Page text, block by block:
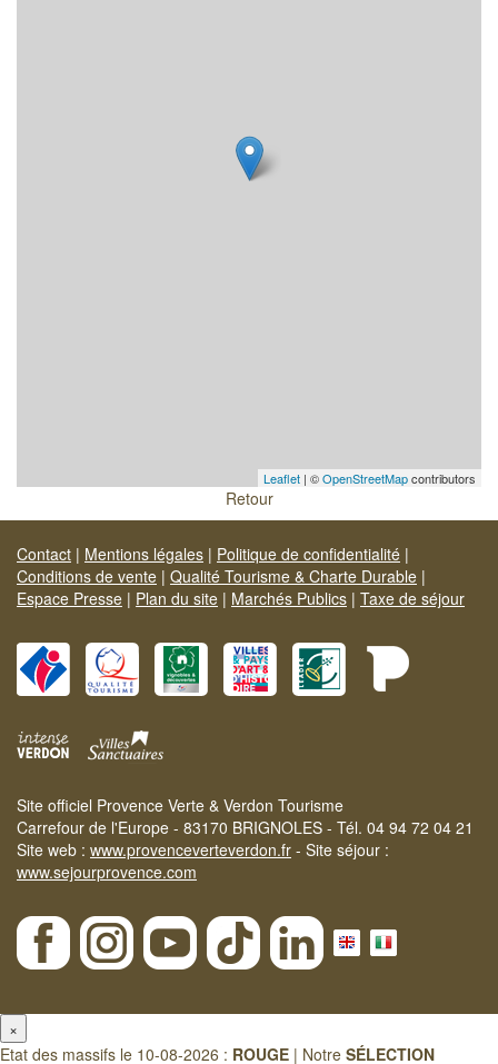
Leaflet | ©OpenStreetMapcontributors
Retour
Contact | Mentions légales | Politique de confidentialité |
Conditions de vente | Qualité Tourisme & Charte Durable |
Espace Presse | Plan du site | Marchés Publics | Taxe de séjour
Site officiel Provence Verte & Verdon Tourisme
Carrefour de l'Europe - 83170 BRIGNOLES - Tél. 04 94 72 04 21
Site web : www.provenceverteverdon.fr - Site séjour :
www.sejourprovence.com
×
Etat des massifs le 10-08-2026 : ROUGE | Notre SÉLECTION